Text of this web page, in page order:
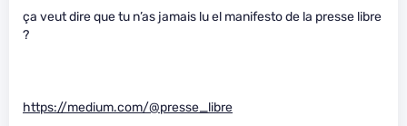
ça veut dire que tu n’as jamais lu el manifesto de la presse libre
?
https://medium.com/@presse_libre